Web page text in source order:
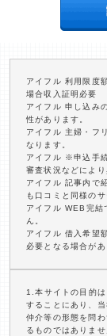
アイフル 利用限度
場合収入証明必要
アイフル 申し込み
性があります。
アイフル 主婦・フ
なります。
アイフル ※申込手
審査状況などにより
アイフル 記事内で
も口コミと同様の
アイフル WEB完結
ん。
アイフル 借入希望
必要となる場合があ
1.本サイトの目的
することにあり、
仲介等の形態を問
るものではありませ